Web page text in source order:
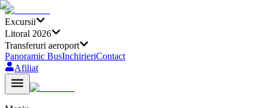
Excursii
Litoral 2026
Transferuri aeroport
Panoramic BusInchirieriContact
Afiliat